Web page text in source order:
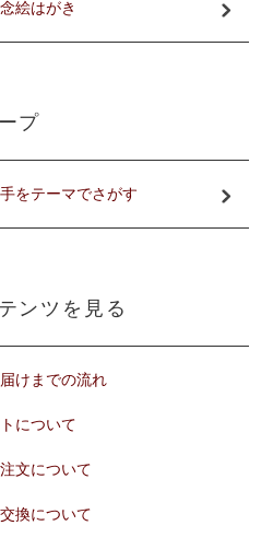
絵はがき
プ
をテーマでさがす
ンツを見る
けまでの流れ
について
文について
換について